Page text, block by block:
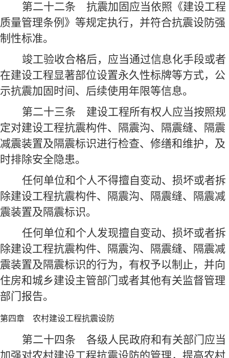
第二十二条 抗震加固应当依照《建设工程
质量管理条例》等规定执行，并符合抗震设防强
制性标准。
竣工验收合格后，应当通过信息化手段或者
在建设工程显著部位设置永久性标牌等方式，公
示抗震加固时间、后续使用年限等信息。
第二十三条 建设工程所有权人应当按照规
定对建设工程抗震构件、隔震沟、隔震缝、隔震
减震装置及隔震标识进行检查、修缮和维护，及
时排除安全隐患。
任何单位和个人不得擅自变动、损坏或者拆
除建设工程抗震构件、隔震沟、隔震缝、隔震减
震装置及隔震标识。
任何单位和个人发现擅自变动、损坏或者拆
除建设工程抗震构件、隔震沟、隔震缝、隔震减
震装置及隔震标识的行为，有权予以制止，并向
住房和城乡建设主管部门或者其他有关监督管理
部门报告。
第四章 农村建设工程抗震设防
第二十四条 各级人民政府和有关部门应当
加强对农村建设工程抗震设防的管理，提高农村